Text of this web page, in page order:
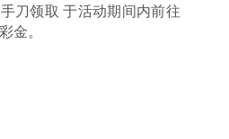
刀领取 于活动期间内前往
金。